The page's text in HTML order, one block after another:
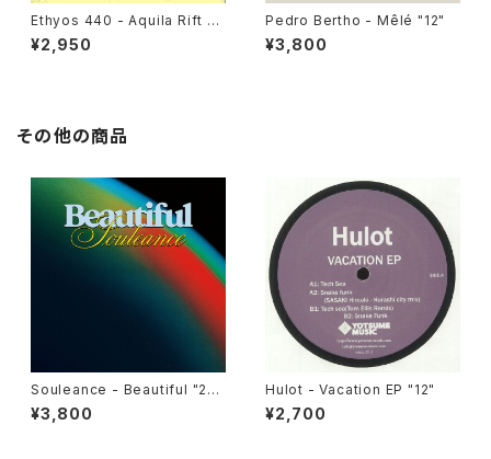
Ethyos 440 - Aquila Rift "1
2"
¥2,950
Pedro Bertho - Mêlé "12"
¥3,800
その他の商品
Souleance - Beautiful "2L
P"
¥3,800
Hulot - Vacation EP "12"
¥2,700